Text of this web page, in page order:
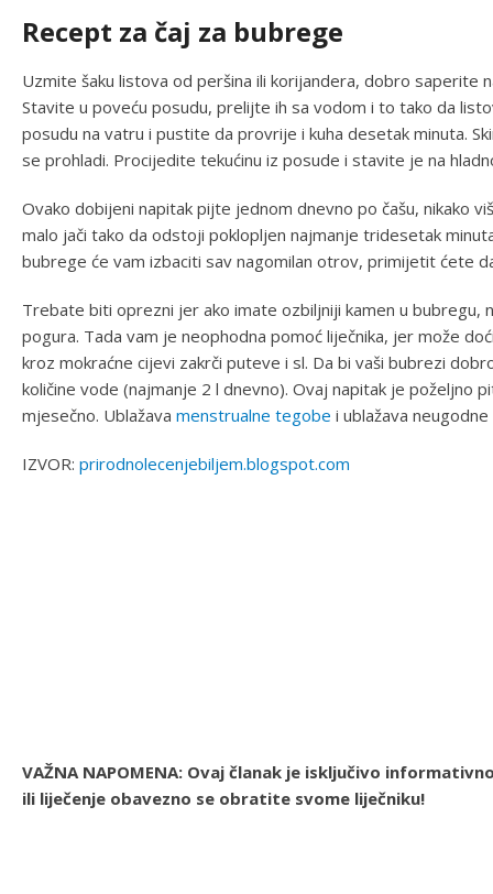
Recept za čaj za bubrege
Uzmite šaku listova od peršina ili korijandera, dobro saperite
Stavite u poveću posudu, prelijte ih sa vodom i to tako da
posudu na vatru i pustite da provrije i kuha desetak minuta.
se prohladi. Procijedite tekućinu iz posude i stavite je na
Ovako dobijeni napitak pijte jednom dnevno po čašu, nikako
malo jači tako da odstoji poklopljen najmanje tridesetak
bubrege će vam izbaciti sav nagomilan otrov, primijetit ćete
Trebate biti oprezni jer ako imate ozbiljniji kamen u bubregu,
pogura. Tada vam je neophodna pomoć liječnika, jer može
kroz mokraćne cijevi zakrči puteve i sl. Da bi vaši bubrezi
količine vode (najmanje 2 l dnevno). Ovaj napitak je poželjno
mjesečno. Ublažava menstrualne tegobe i ublažava
IZVOR: prirodnolecenjebiljem.blogspot.com
VAŽNA NAPOMENA: Ovaj članak je isključivo
ili liječenje obavezno se obratite svome liječniku!